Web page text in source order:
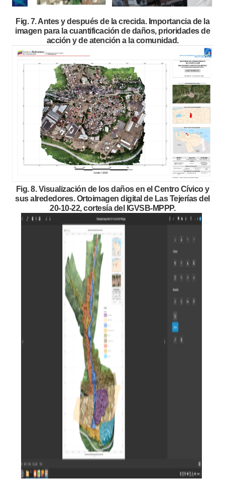
Fig. 7. Antes y después de la crecida. Importancia de la
imagen para la cuantificación de daños, prioridades de
acción y de atención a la comunidad.
Fig. 8. Visualización de los daños en el Centro Cívico y
sus alrededores. Ortoimagen digital de Las Tejerías del
20-10-22, cortesía del IGVSB-MPPP.